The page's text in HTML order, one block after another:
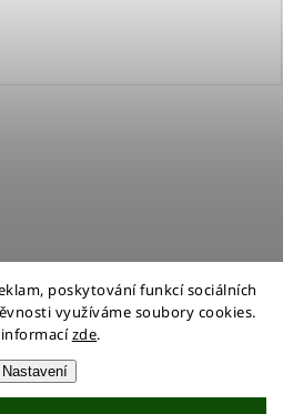
poskytování funkcí sociálních
využíváme soubory cookies.
zde.
Nastavení
CZ, spol. s r.o.
vyhrazena.
nastavení cookies